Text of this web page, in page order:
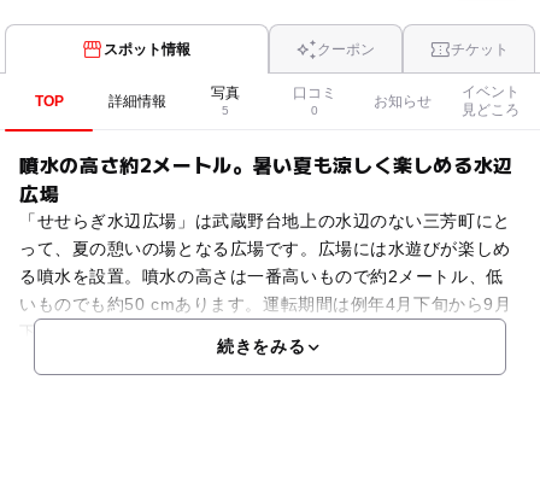
スポット情報 クーポン チケット
TOP 詳細情報 写真
5
口コミ
0
お知らせ
イベント
見どころ
噴水の高さ約2メートル。暑い夏も涼しく楽しめる水辺
広場
「せせらぎ水辺広場」は武蔵野台地上の水辺のない三芳町にと
って、夏の憩いの場となる広場です。広場には水遊びが楽しめ
る噴水を設置。噴水の高さは一番高いもので約2メートル、低
いものでも約50 cmあります。運転期間は例年4月下旬から9月
下旬までの土日祝日。夏休み期間は毎日運転します。お
続きをみる